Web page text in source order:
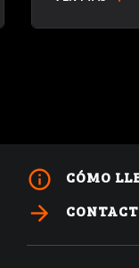
info_outline CÓMO
arrow_forward